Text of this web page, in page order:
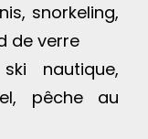
snorkeling,
de verre
nautique,
pêche au